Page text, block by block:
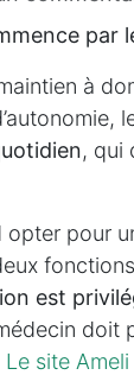
par
à
, qui
opter pour
est
doit
Le site